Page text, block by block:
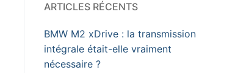
ARTICLES RÉCENTS
BMW M2 xDrive : la transmission
intégrale était-elle vraiment
nécessaire ?